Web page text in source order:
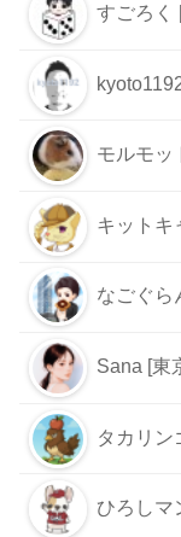
すごろく
モルモッ
キットキ
なごぐら
Sana [東
タカリン
ひろしマ